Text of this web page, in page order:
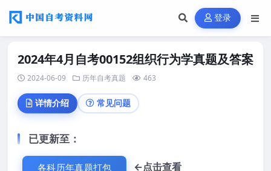
登录
2024年4月自考00152组织行为学真题及答案
2024-06-09 历年自考真题 463
详情介绍 常见问题
已更新至 ：
各科历年真题打包 ←点击查看